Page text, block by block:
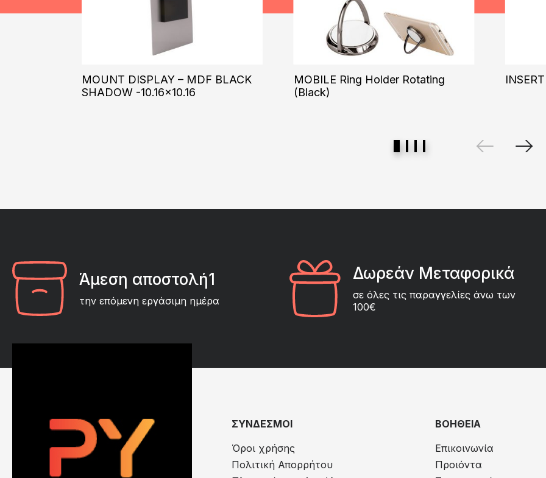
MOUNT DISPLAY – MDF BLACK
SHADOW -10.16×10.16
MOBILE Ring Holder Rotating
(Black)
Άμεση αποστολή1
την επόμενη εργάσιμη ημέρα
Δωρεάν Μεταφορικά
σε όλες τις παραγγελίες άνω των
100€
ΣΥΝΔΕΣΜΟΙ
Όροι χρήσης
Πολιτική Απορρήτου
ΒΟΗΘΕΙΑ
Επικοινωνία
Προιόντα